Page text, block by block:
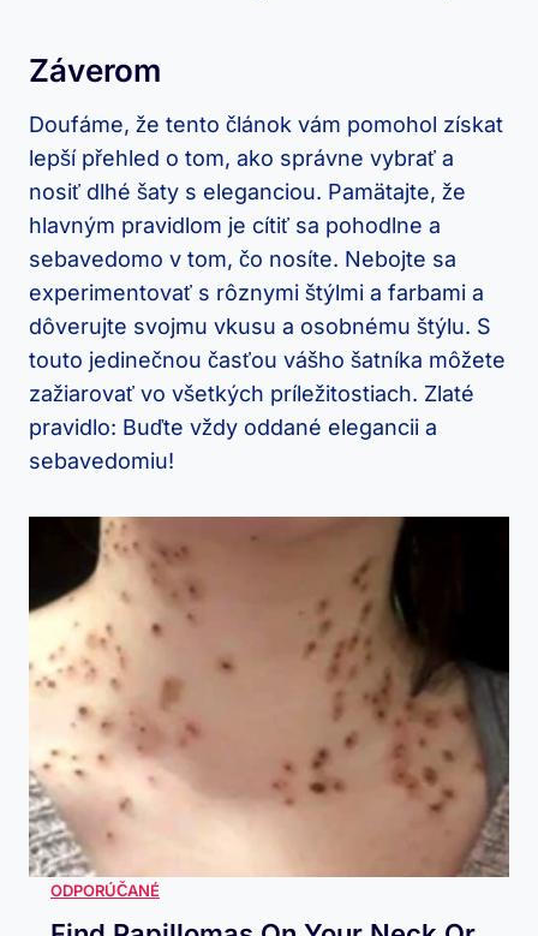
Záverom
Doufáme, že tento článok vám pomohol získat
lepší přehled o tom, ako správne vybrať a
nosiť ‍dlhé šaty s eleganciou. Pamätajte, že
hlavným pravidlom je cítiť sa pohodlne a‌
sebavedomo⁣ v tom, čo nosíte. Nebojte sa ​
experimentovať s rôznymi ‌štýlmi a farbami a
dôverujte svojmu vkusu a osobnému štýlu.⁤ S
touto jedinečnou časťou vášho šatníka môžete⁤
zažiarovať ⁣vo všetkých príležitostiach. Zlaté⁤
pravidlo: Buďte vždy oddané elegancii a
sebavedomiu!